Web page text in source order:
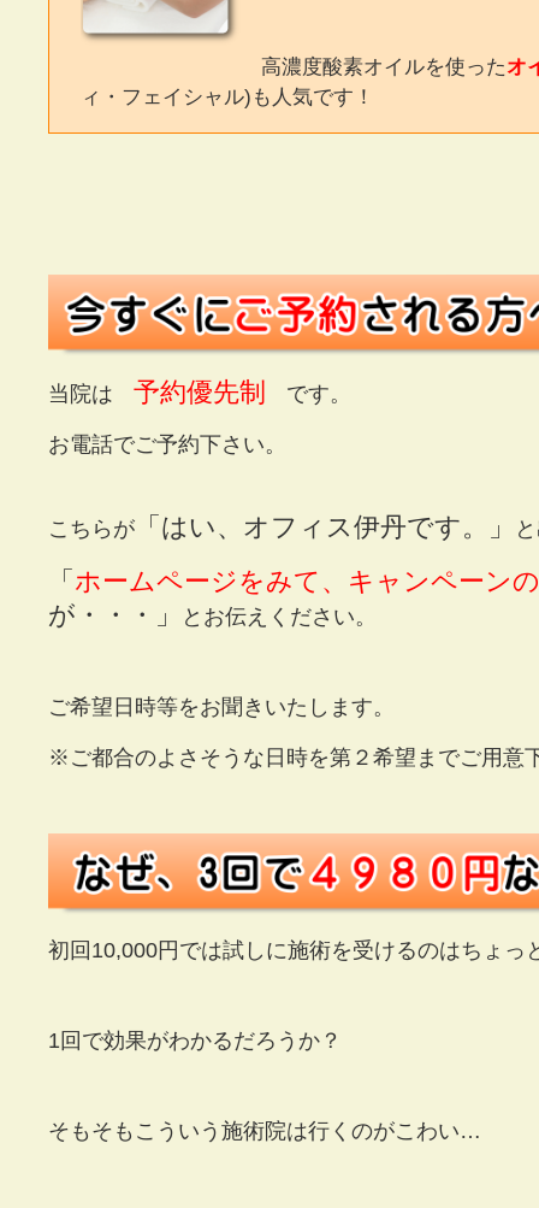
高濃度酸素オイルを使ったオ
ィ・フェイシャル)も人気です！
当院は 予約優先制 です。
お電話でご予約下さい。
こちらが 「はい、オフィス伊丹です。」
「 ホームページをみて、キャンペーン
が・・・」
とお伝えください。
ご希望日時等をお聞きいたします。
※ご都合のよさそうな日時を第２希望までご用意
初回10,000円では試しに施術を受けるのはちょ
1回で効果がわかるだろうか？
そもそもこういう施術院は行くのがこわい…